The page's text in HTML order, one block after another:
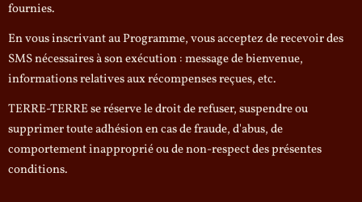
fournies.
En vous inscrivant au Programme, vous acceptez de recevoir des
SMS nécessaires à son exécution : message de bienvenue,
informations relatives aux récompenses reçues, etc.
TERRE-TERRE se réserve le droit de refuser, suspendre ou
supprimer toute adhésion en cas de fraude, d'abus, de
comportement inapproprié ou de non-respect des présentes
conditions.